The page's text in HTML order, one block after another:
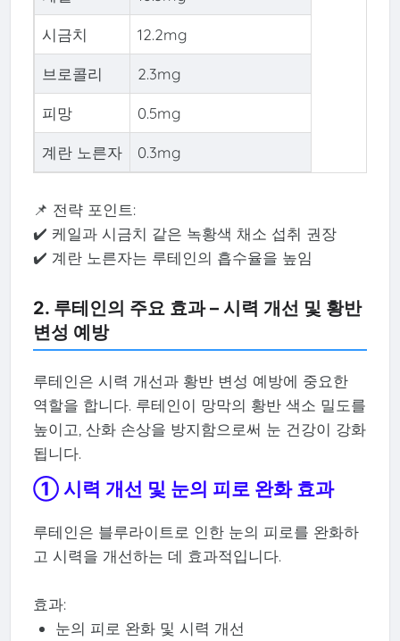
시금치 12.2mg
브로콜리 2.3mg
피망 0.5mg
계란 노른자 0.3mg
📌 전략 포인트:
✔️ 케일과 시금치 같은 녹황색 채소 섭취 권장
✔️ 계란 노른자는 루테인의 흡수율을 높임
2. 루테인의 주요 효과 – 시력 개선 및 황반
변성 예방
루테인은 시력 개선과 황반 변성 예방에 중요한
역할을 합니다. 루테인이 망막의 황반 색소 밀도를
높이고, 산화 손상을 방지함으로써 눈 건강이 강화
됩니다.
① 시력 개선 및 눈의 피로 완화 효과
루테인은 블루라이트로 인한 눈의 피로를 완화하
고 시력을 개선하는 데 효과적입니다.
효과:
눈의 피로 완화 및 시력 개선